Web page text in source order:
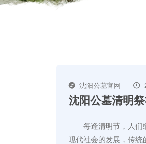
沈阳公墓官网
沈阳公墓清明
每逢清明节，人们
现代社会的发展，传统